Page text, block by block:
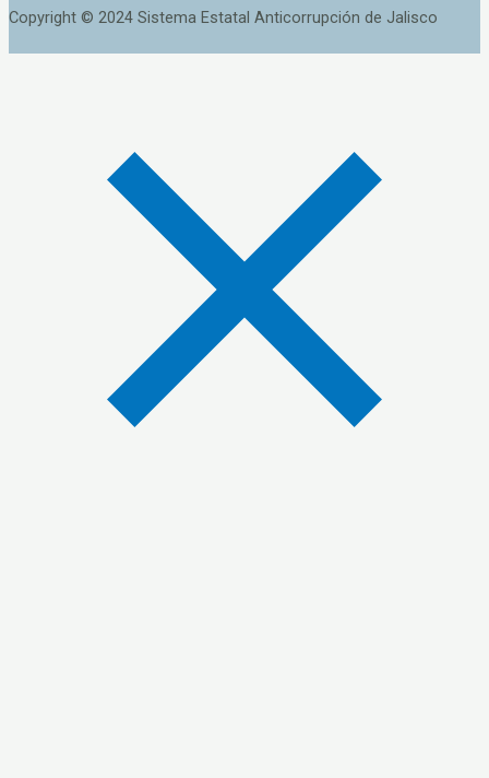
Copyright © 2024 Sistema Estatal Anticorrupción de Jalisco